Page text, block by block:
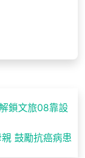
鎖文旅08靠設
鼓勵抗癌病患